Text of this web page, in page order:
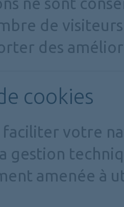
de
des
cookies
faciliter votre
gestion
amenée à